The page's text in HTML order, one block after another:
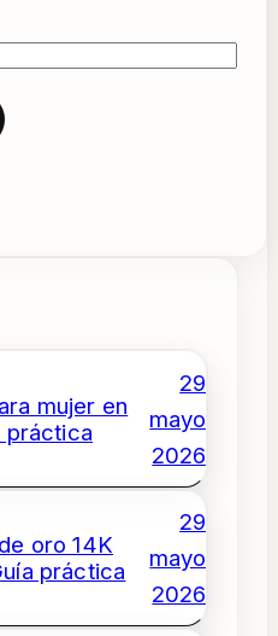
mujer en
práctica
29
mayo
2026
oro 14K
práctica
29
mayo
2026